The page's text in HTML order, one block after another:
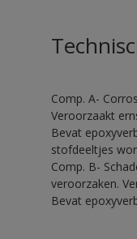
Comp. A-
Veroorzaakt
Bevat
stofdeeltjes
Comp. B-
veroorzaken.
Bevat